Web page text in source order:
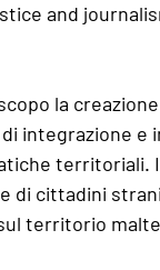
and
la
integrazione
territoriali.
di cittadini
territorio